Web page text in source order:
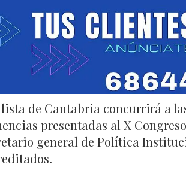
de Cantabria concurrirá a
presentadas al X
general de Política